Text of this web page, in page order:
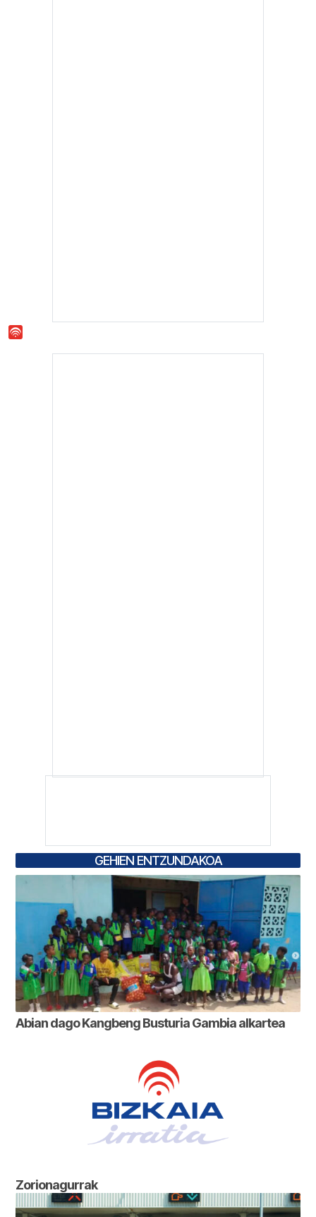
GEHIEN ENTZUNDAKOA
Abian dago Kangbeng Busturia Gambia alkartea
Zorionagurrak